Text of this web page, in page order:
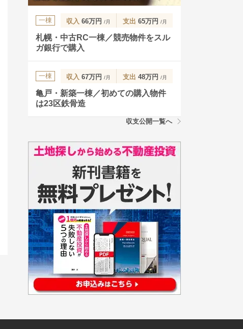
一棟 収入 66万円 /月 支出 65万円 /月
札幌・中古RC一棟／競売物件をスル
ガ銀行で購入
一棟 収入 67万円 /月 支出 48万円 /月
亀戸・新築一棟／初めての購入物件
は23区鉄骨造
収支公開一覧へ